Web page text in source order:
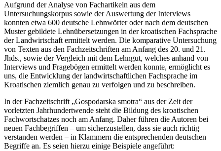
Aufgrund der Analyse von Fachartikeln aus dem
Untersuchungskorpus sowie der Auswertung der Interviews
konnten etwa 600 deutsche Lehnwörter oder nach dem deutschen
Muster gebildete Lehnübersetzungen in der kroatischen Fachsprache
der Landwirtschaft ermittelt werden. Die komparative Untersuchung
von Texten aus den Fachzeitschriften am Anfang des 20. und 21.
Jhds., sowie der Vergleich mit dem Lehngut, welches anhand von
Interviews und Fragebögen ermittelt werden konnte, ermöglicht es
uns, die Entwicklung der landwirtschaftlichen Fachsprache im
Kroatischen ziemlich genau zu verfolgen und zu beschreiben.
In der Fachzeitschrift „Gospodarska smotra“ aus der Zeit der
vorletzten Jahrhundertwende steht die Bildung des kroatischen
Fachwortschatzes noch am Anfang. Daher führen die Autoren bei
neuen Fachbegriffen – um sicherzustellen, dass sie auch richtig
verstanden werden – in Klammern die entsprechenden deutschen
Begriffe an. Es seien hierzu einige Beispiele angeführt: